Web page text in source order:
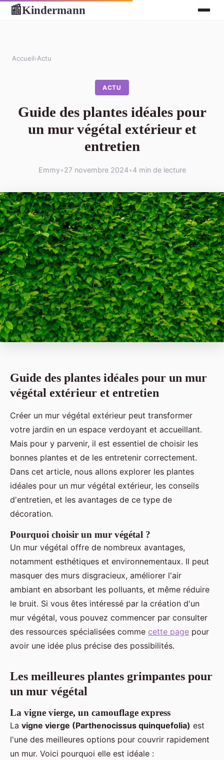
📰Kindermann
Accueil›Actu
ACTU
Guide des plantes idéales pour
un mur végétal extérieur et
entretien
Emmy•27 novembre 2024•4 min de lecture
Guide des plantes idéales pour un mur
végétal extérieur et entretien
Créer un mur végétal extérieur peut transformer
votre jardin en un espace verdoyant et accueillant.
Mais pour y parvenir, il est essentiel de choisir les
bonnes plantes et de les entretenir correctement.
Dans cet article, nous allons explorer les plantes
idéales pour un mur végétal extérieur, les conseils
d'entretien, et les avantages de ce type de
décoration.
Pourquoi choisir un mur végétal ?
Un mur végétal offre de nombreux avantages,
notamment esthétiques et environnementaux. Il peut
masquer des murs disgracieux, améliorer l'air
ambiant en absorbant les polluants, et même réduire
le bruit. Si vous êtes intéressé par la création d'un
mur végétal, vous pouvez commencer par consulter
des ressources spécialisées comme cette page pour
avoir une idée plus précise des possibilités.
Les meilleures plantes grimpantes pour
un mur végétal
La vigne vierge, un camouflage express
La vigne vierge (Parthenocissus quinquefolia) est
l'une des meilleures options pour couvrir rapidement
un mur. Voici pourquoi elle est idéale :